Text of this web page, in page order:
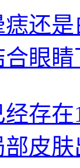
还
眼
存在
皮